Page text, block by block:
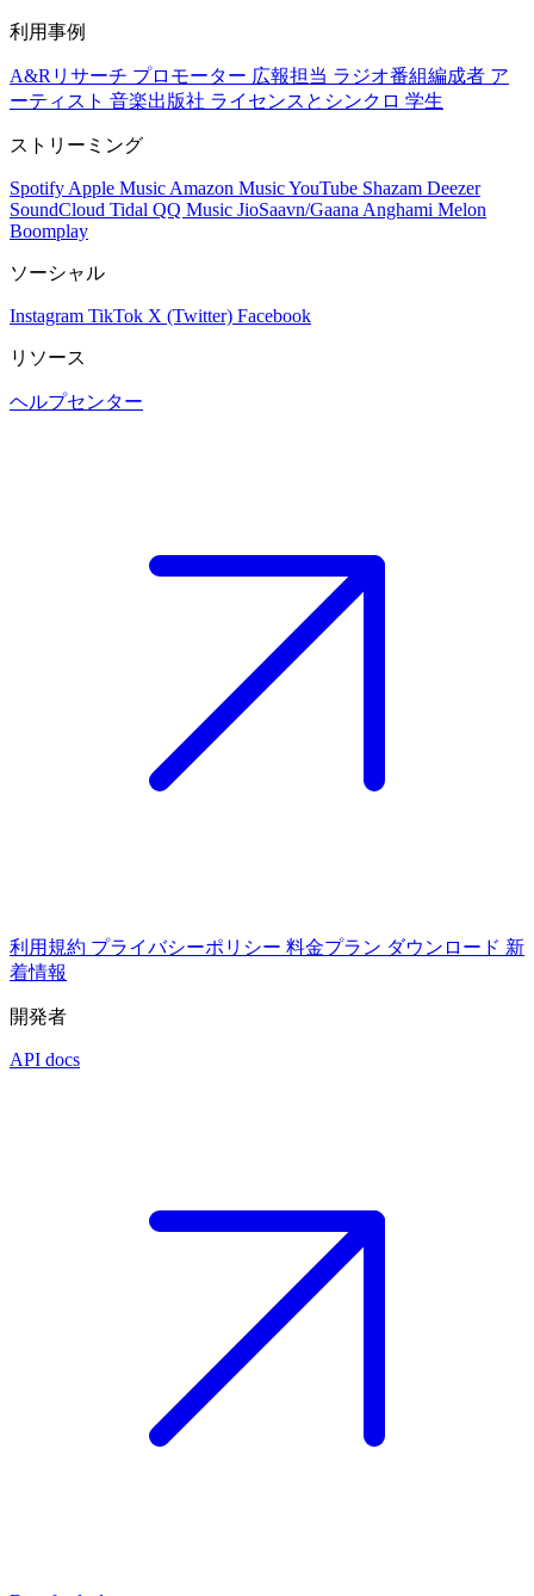
利用事例
A&Rリサーチ プロモーター 広報担当 ラジオ番組編成者 ア
ーティスト 音楽出版社 ライセンスとシンクロ 学生
ストリーミング
Spotify Apple Music Amazon MusicYouTube Shazam Deezer
SoundCloud Tidal QQ Music JioSaavn/Gaana Anghami Melon
Boomplay
ソーシャル
Instagram TikTok X (Twitter) Facebook
リソース
ヘルプセンター
利用規約 プライバシーポリシー 料金プラン ダウンロード 新
着情報
開発者
API docs